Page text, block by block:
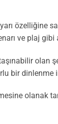
özelliğine
ve plaj
bir dinlenme